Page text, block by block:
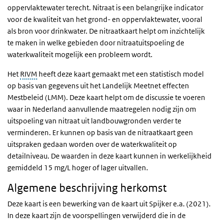
oppervlaktewater terecht. Nitraat is een belangrijke indicator
voor de kwaliteit van het grond- en oppervlaktewater, vooral
als bron voor drinkwater. De nitraatkaart helpt om inzichtelijk
te maken in welke gebieden door nitraatuitspoeling de
waterkwaliteit mogelijk een probleem wordt.
Het RIVM heeft deze kaart gemaakt met een statistisch model
op basis van gegevens uit het Landelijk Meetnet effecten
Mestbeleid (LMM). Deze kaart helpt om de discussie te voeren
waar in Nederland aanvullende maatregelen nodig zijn om
uitspoeling van nitraat uit landbouwgronden verder te
verminderen. Er kunnen op basis van de nitraatkaart geen
uitspraken gedaan worden over de waterkwaliteit op
detailniveau. De waarden in deze kaart kunnen in werkelijkheid
gemiddeld 15 mg/L hoger of lager uitvallen.
Algemene beschrijving herkomst
Deze kaart is een bewerking van de kaart uit Spijker e.a. (2021).
In deze kaart zijn de voorspellingen verwijderd die in de